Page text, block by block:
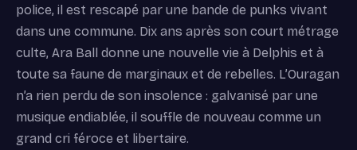
police, il est rescapé par une bande de punks vivant
dans une commune. Dix ans après son court métrage
culte, Ara Ball donne une nouvelle vie à Delphis et à
toute sa faune de marginaux et de rebelles. L’Ouragan
n’a rien perdu de son insolence : galvanisé par une
musique endiablée, il souffle de nouveau comme un
grand cri féroce et libertaire.